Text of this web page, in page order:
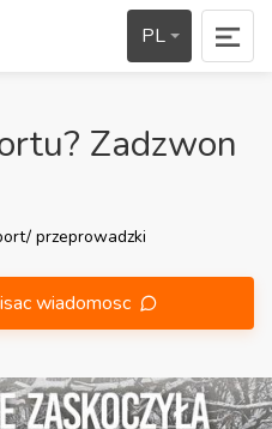
PL
Zadzwon
przeprowadzki
wiadomosc